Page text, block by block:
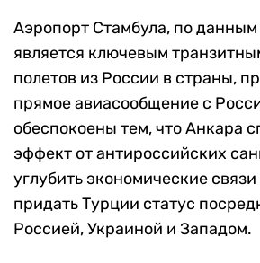
Аэропорт Стамбула, по
является ключевым
полетов из России в страны,
прямое авиасообщение с
обеспокоены тем, что Анкара
эффект от антироссийских
углубить экономические
придать Турции статус
Россией, Украиной и Западом.